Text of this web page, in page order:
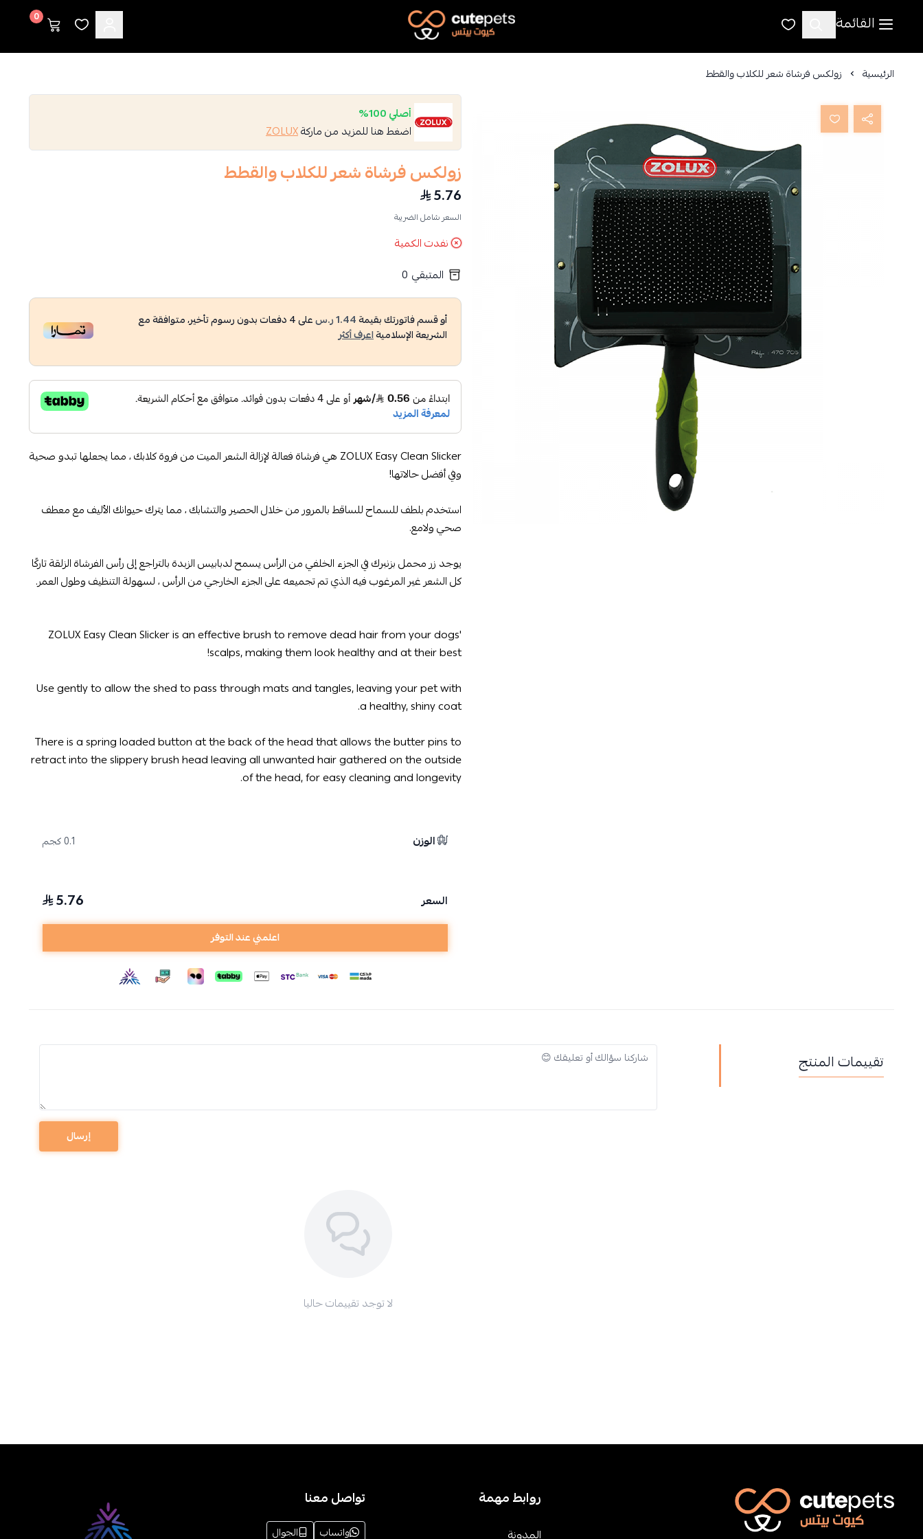
القائمة Cutepets
0
الرئيسية زولكس فرشاة شعر للكلاب والقطط
أصلي 100%
اضغط هنا للمزيد من ماركةZOLUX
زولكس فرشاة شعر للكلاب والقطط
5.76
السعر شامل الضريبة
نفدت الكمية
المتبقي 0
أو قسم فاتورتك بقيمة1.44 ر.س على4دفعات بدون رسوم تأخير، متوافقة مع
الشريعة الإسلاميةاعرف أكثر
ZOLUX Easy Clean Slicker هي فرشاة فعالة لإزالة الشعر الميت من فروة كلابك ، مما يجعلها تبدو صحية
وفي أفضل حالاتها!
استخدم بلطف للسماح للساقط بالمرور من خلال الحصير والتشابك ، مما يترك حيوانك الأليف مع معطف
صحي ولامع.
يوجد زر محمل بزنبرك في الجزء الخلفي من الرأس يسمح لدبابيس الزبدة بالتراجع إلى رأس الفرشاة الزلقة تاركًا
كل الشعر غير المرغوب فيه الذي تم تجميعه على الجزء الخارجي من الرأس ، لسهولة التنظيف وطول العمر.
ZOLUX Easy Clean Slicker is an effective brush to remove dead hair from your dogs'
scalps, making them look healthy and at their best!
Use gently to allow the shed to pass through mats and tangles, leaving your pet with
a healthy, shiny coat.
There is a spring loaded button at the back of the head that allows the butter pins to
retract into the slippery brush head leaving all unwanted hair gathered on the outside
of the head, for easy cleaning and longevity.
الوزن 0.1 كجم
السعر 5.76
اعلمني عند التوفر
تقييمات المنتج
إرسال
لا توجد تقييمات حاليا
روابط مهمة
المدونة
تواصل معنا
واتساب الجوال